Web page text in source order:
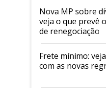
Nova MP sobre
veja o que prevê
de renegociação
Frete mínimo:
com as novas